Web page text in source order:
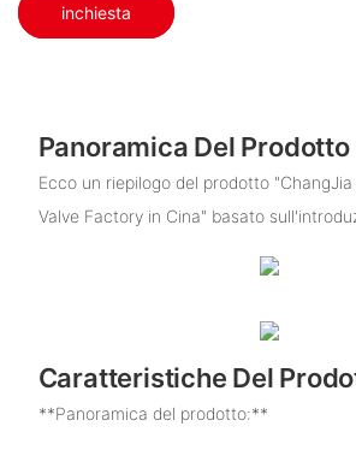
inchiesta
Panoramica Del Prodotto
Ecco un riepilogo del prodotto
Valve Factory in Cina" basato
Caratteristiche Del
**Panoramica del prodotto:**